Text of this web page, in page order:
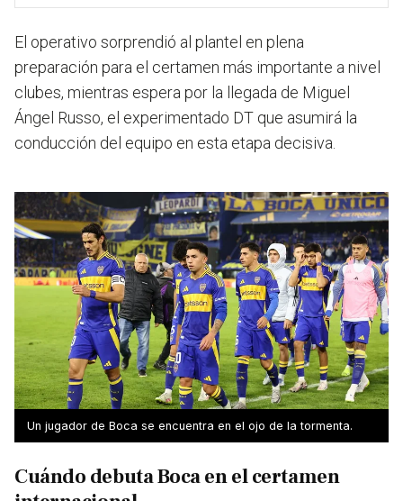
El operativo sorprendió al plantel en plena
preparación para el certamen más importante a nivel
clubes, mientras espera por la llegada de Miguel
Ángel Russo, el experimentado DT que asumirá la
conducción del equipo en esta etapa decisiva.
Un jugador de Boca se encuentra en el ojo de la tormenta.
Cuándo debuta Boca en el certamen